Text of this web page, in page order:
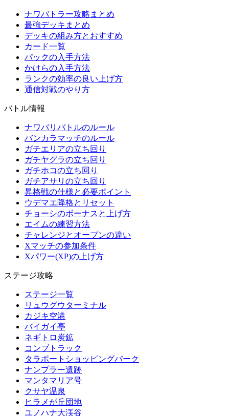
ナワバトラー攻略まとめ
最強デッキまとめ
デッキの組み方とおすすめ
カード一覧
パックの入手方法
かけらの入手方法
ランクの効率の良い上げ方
通信対戦のやり方
バトル情報
ナワバリバトルのルール
バンカラマッチのルール
ガチエリアの立ち回り
ガチヤグラの立ち回り
ガチホコの立ち回り
ガチアサリの立ち回り
昇格戦の仕様と必要ポイント
ウデマエ降格とリセット
チョーシのボーナスと上げ方
エイムの練習方法
チャレンジとオープンの違い
Xマッチの参加条件
Xパワー(XP)の上げ方
ステージ攻略
ステージ一覧
リュウグウターミナル
カジキ空港
バイガイ亭
ネギトロ炭鉱
コンブトラック
タラポートショッピングパーク
ナンプラー遺跡
マンタマリア号
クサヤ温泉
ヒラメが丘団地
ユノハナ大渓谷